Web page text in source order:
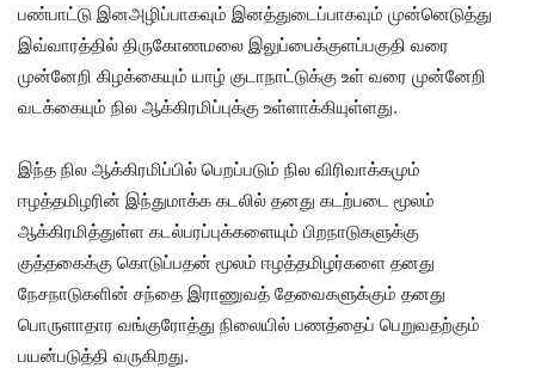
பண்பாட்டு இனஅழிப்பாகவும் இனத்துடைப்பாகவும் முன்னெடுத்து
இவ்வாரத்தில் திருகோணமலை இலுப்பைக்குளப்பகுதி வரை
முன்னேறி கிழக்கையும் யாழ் குடாநாட்டுக்கு உள் வரை முன்னேறி
வடக்கையும் நில ஆக்கிரமிப்புக்கு உள்ளாக்கியுள்ளது.
இந்த நில ஆக்கிரமிப்பில் பெறப்படும் நில விரிவாக்கமும்
ஈழத்தமிழரின் இந்துமாக்க கடலில் தனது கடற்படை மூலம்
ஆக்கிரமித்துள்ள கடல்பரப்புக்களையும் பிறநாடுகளுக்கு
குத்தகைக்கு கொடுப்பதன் மூலம் ஈழத்தமிழர்களை தனது
நேசநாடுகளின் சந்தை இராணுவத் தேவைகளுக்கும் தனது
பொருளாதார வங்குரோத்து நிலையில் பணத்தைப் பெறுவதற்கும்
பயன்படுத்தி வருகிறது.